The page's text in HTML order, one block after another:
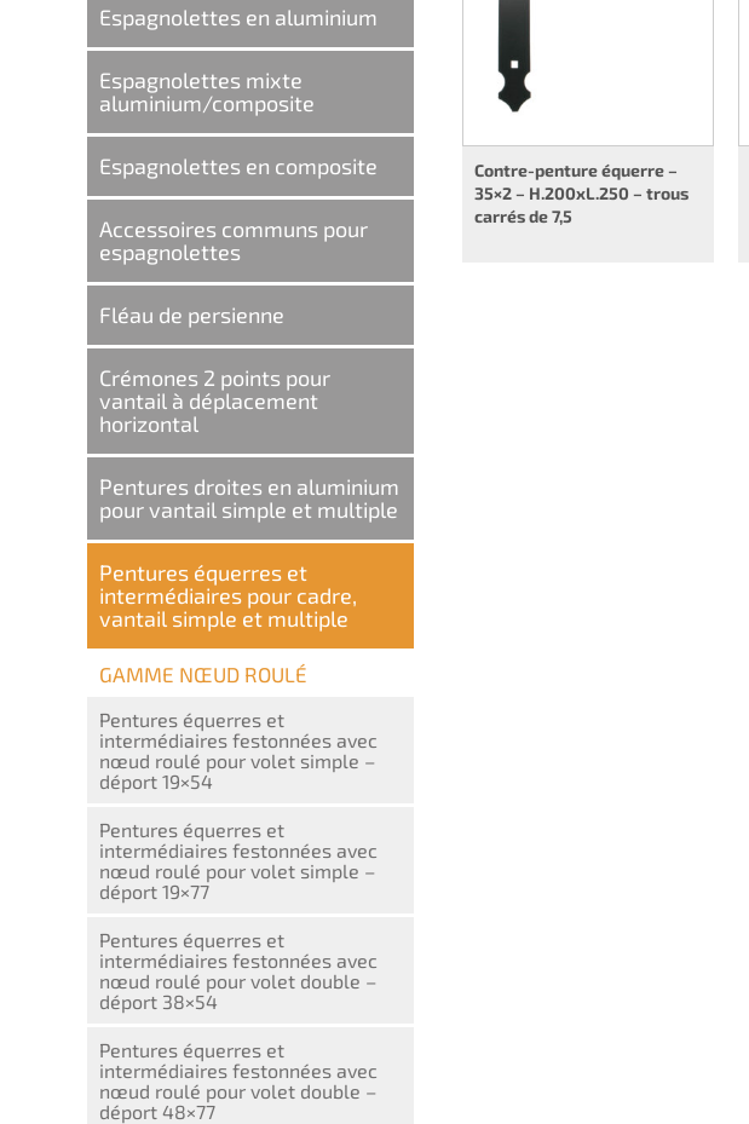
Espagnolettes en aluminium
Espagnolettes mixte
aluminium/composite
Espagnolettes en composite
Accessoires communs pour
espagnolettes
Fléau de persienne
Crémones 2 points pour
vantail à déplacement
horizontal
Pentures droites en aluminium
pour vantail simple et multiple
Pentures équerres et
intermédiaires pour cadre,
vantail simple et multiple
GAMME NŒUD ROULÉ
Pentures équerres et
intermédiaires festonnées avec
nœud roulé pour volet simple –
déport 19×54
Pentures équerres et
intermédiaires festonnées avec
nœud roulé pour volet simple –
déport 19×77
Pentures équerres et
intermédiaires festonnées avec
nœud roulé pour volet double –
déport 38×54
Pentures équerres et
intermédiaires festonnées avec
nœud roulé pour volet double –
déport 48×77
Contre-penture équerre –
35×2 – H.200xL.250 – trous
carrés de 7,5